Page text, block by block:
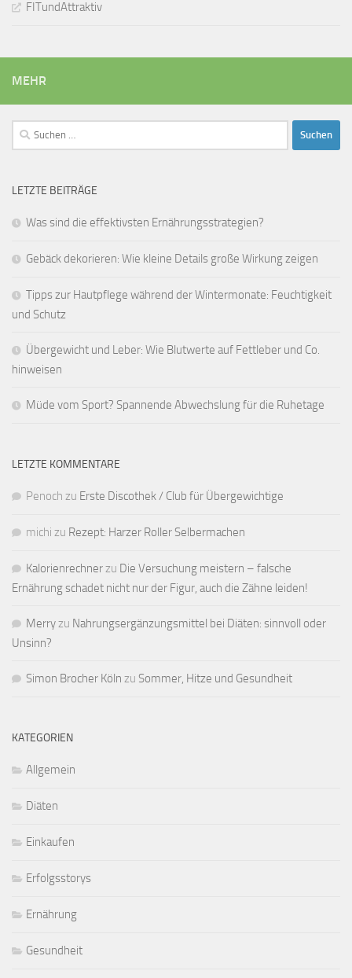
FITundAttraktiv
MEHR
Suchen
nach:
LETZTE BEITRÄGE
Was sind die effektivsten Ernährungsstrategien?
Gebäck dekorieren: Wie kleine Details große Wirkung zeigen
Tipps zur Hautpflege während der Wintermonate: Feuchtigkeit
und Schutz
Übergewicht und Leber: Wie Blutwerte auf Fettleber und Co.
hinweisen
Müde vom Sport? Spannende Abwechslung für die Ruhetage
LETZTE KOMMENTARE
Penoch zu Erste Discothek / Club für Übergewichtige
michi zu Rezept: Harzer Roller Selbermachen
Kalorienrechnerzu Die Versuchung meistern – falsche
Ernährung schadet nicht nur der Figur, auch die Zähne leiden!
Merryzu Nahrungsergänzungsmittel bei Diäten: sinnvoll oder
Unsinn?
Simon Brocher Köln zu Sommer, Hitze und Gesundheit
KATEGORIEN
Allgemein
Diäten
Einkaufen
Erfolgsstorys
Ernährung
Gesundheit